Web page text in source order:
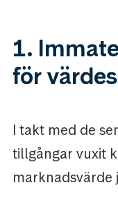
1.
för
I takt med de
tillgångar vuxit